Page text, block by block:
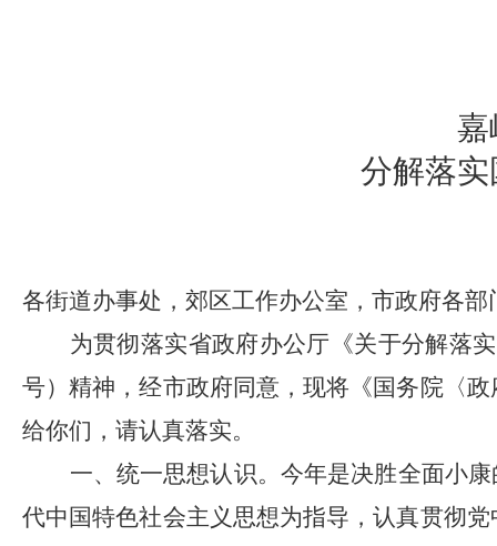
嘉
分解落
各街道办事处，郊区工作办公室，市政府各部
为贯彻落实省政府办公厅《关于分解落
号）精神，经市政府同意，现将《国务院〈
给你们，请认真落实。
一、统一思想认识。 今年是决胜全面小
代中国特色社会主义思想为指导，认真贯彻